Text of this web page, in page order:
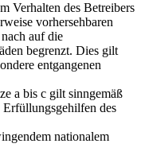
Verhalten des Betreibers
vorhersehbaren
auf die
begrenzt. Dies gilt
entgangenen
a bis c gilt sinngemäß
des
nationalem